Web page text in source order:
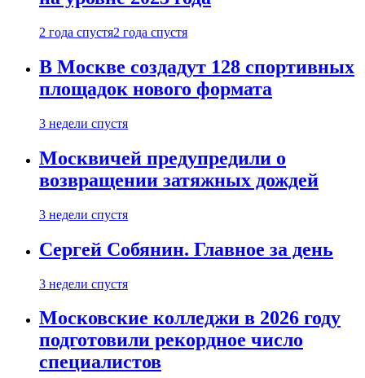
2 года спустя2 года спустя
В Москве создадут 128 спортивных
площадок нового формата
3 недели спустя
Москвичей предупредили о
возвращении затяжных дождей
3 недели спустя
Сергей Собянин. Главное за день
3 недели спустя
Московские колледжи в 2026 году
подготовили рекордное число
специалистов